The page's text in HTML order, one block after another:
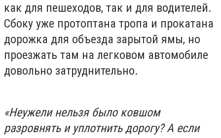
как для пешеходов, так и для водителей.
Сбоку уже протоптана тропа и прокатана
дорожка для объезда зарытой ямы, но
проезжать там на легковом автомобиле
довольно затруднительно.
«Неужели нельзя было ковшом
разровнять и уплотнить дорогу? А если